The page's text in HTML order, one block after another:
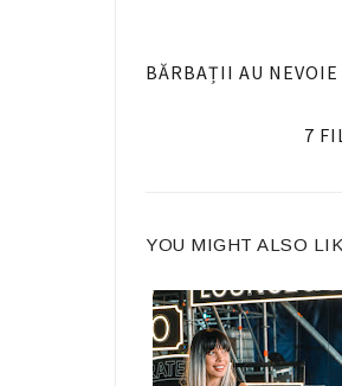
BĂRBAȚII AU
7
YOU MIGHT ALSO